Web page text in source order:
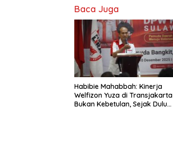
Baca Juga
Habibie Mahabbah: Kinerja
Welfizon Yuza di Transjakarta
Bukan Kebetulan, Sejak Dulu